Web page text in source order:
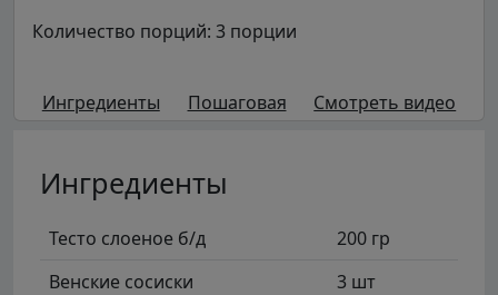
Количество порций: 3 порции
Ингредиенты Пошаговая Смотреть видео
Ингредиенты
Тесто слоеное б/д
200 гр
Венские сосиски
3 шт